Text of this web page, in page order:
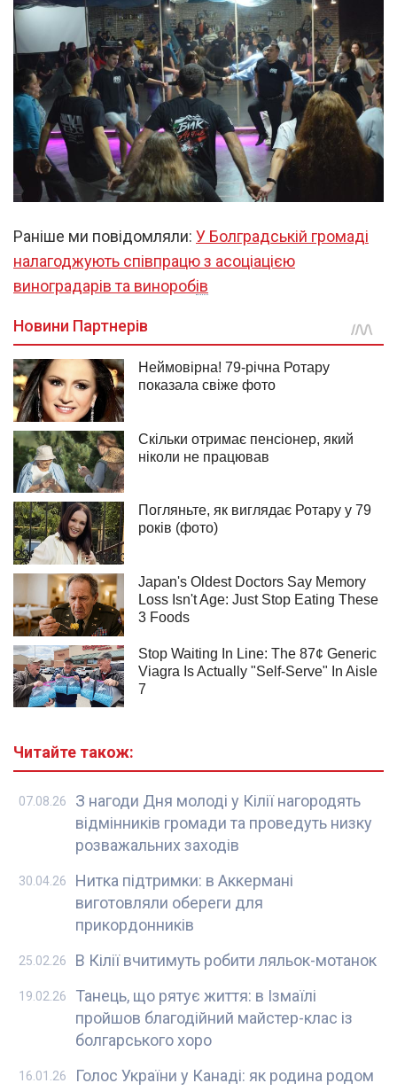
Раніше ми повідомляли: У Болградській громаді
налагоджують співпрацю з асоціацією
виноградарів та виноробів
Читайте також:
З нагоди Дня молоді у Кілії нагородять
відмінників громади та проведуть низку
розважальних заходів
07.08.26
Нитка підтримки: в Аккермані
виготовляли обереги для
прикордонників
30.04.26
В Кілії вчитимуть робити ляльок-мотанок
25.02.26
Танець, що рятує життя: в Ізмаїлі
пройшов благодійний майстер-клас із
болгарського хоро
19.02.26
Голос України у Канаді: як родина родом
16.01.26